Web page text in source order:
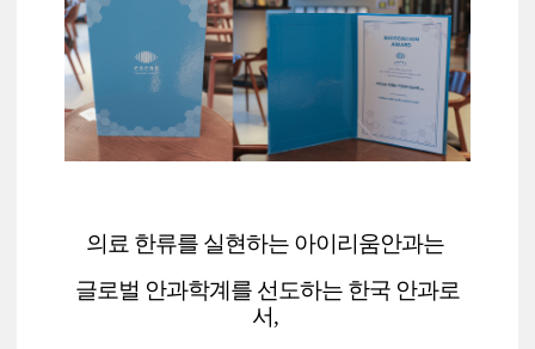
의료 한류를 실현하는 아이리움안과는
글로벌 안과학계를 선도하는 한국 안과로
서,